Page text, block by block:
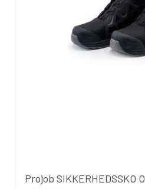
Projob SIKKERHEDSSKO